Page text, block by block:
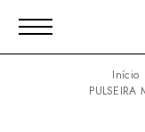
Início